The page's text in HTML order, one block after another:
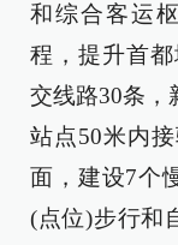
和综合客运
程，提升首
交线路30条，
站点50米内
面，建设7个
(点位)步行和